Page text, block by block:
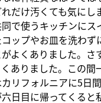
だけ汚くても気にし
で使うキッチンにス
ップやお皿を洗わず
よくありました。さ
ありました。この間
リフォルニアに5日
日目に帰ってくると